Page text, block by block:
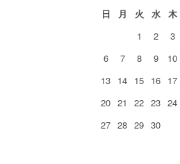
日 月 火 水 木
1
2 3
6
7 8 9 10
13 14 15 16 17
20 21 22 23 24
27 28 29 30